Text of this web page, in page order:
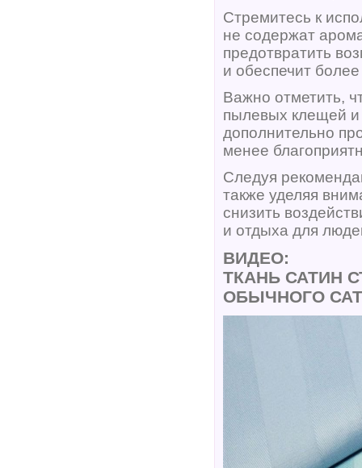
Стремитесь к
не содержат
предотвратить
и обеспечит
Важно отметить,
пылевых клещей и
дополнительно
менее
Следуя
также уделяя
снизить
и отдыха для
ВИДЕО:
ТКАНЬ САТИН
ОБЫЧНОГО